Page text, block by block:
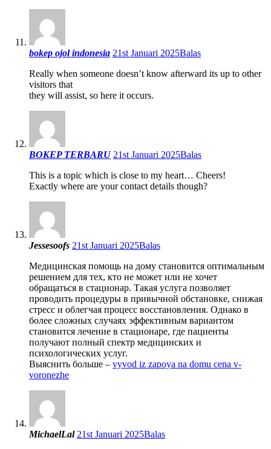
bokep ojol indonesia 21st Januari 2025Balas
Really when someone doesn’t know afterward its up to other
visitors that
they will assist, so here it occurs.
BOKEP TERBARU 21st Januari 2025Balas
This is a topic which is close to my heart… Cheers!
Exactly where are your contact details though?
Jessesoofs 21st Januari 2025Balas
Медицинская помощь на дому становится оптимальным
решением для тех, кто не может или не хочет
обращаться в стационар. Такая услуга позволяет
проводить процедуры в привычной обстановке, снижая
стресс и облегчая процесс восстановления. Однако в
более сложных случаях эффективным вариантом
становится лечение в стационаре, где пациенты
получают полный спектр медицинских и
психологических услуг.
Выяснить больше – vyvod iz zapoya na domu cena v-
voronezhe
MichaelLal 21st Januari 2025Balas